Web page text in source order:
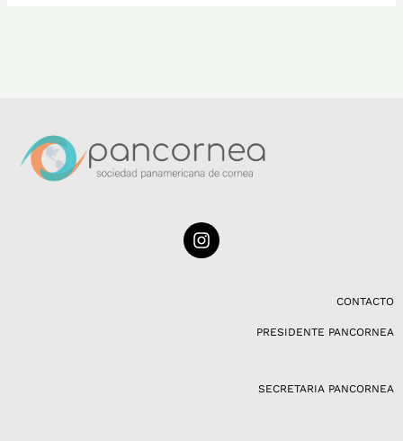
I
n
CONTACTO
PRESIDENTE PANCORNEA
SECRETARIA PANCORNEA